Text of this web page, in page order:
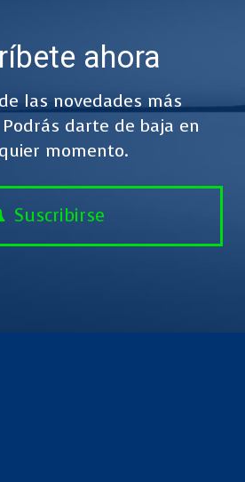
ahora
las novedades más
darte de baja en
momento.
Suscribirse